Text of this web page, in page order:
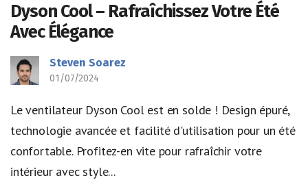
Dyson Cool – Rafraîchissez Votre Été
Avec Élégance
Steven Soarez
01/07/2024
Le ventilateur Dyson Cool est en solde ! Design épuré,
technologie avancée et facilité d'utilisation pour un été
confortable. Profitez-en vite pour rafraîchir votre
intérieur avec style...